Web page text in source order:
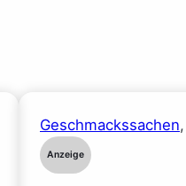
Geschmackssachen,
Anzeige